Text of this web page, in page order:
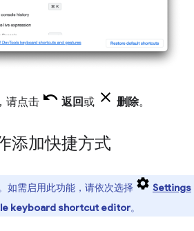
请点击 返回或 删除。
添加快捷方式
如需启用此功能，请依次选择
Settings
keyboard shortcut editor。